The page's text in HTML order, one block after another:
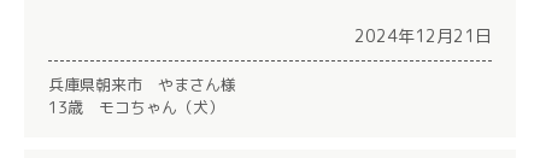
2024年12月21日
兵庫県朝来市 やまさん様
13歳 モコちゃん（犬）